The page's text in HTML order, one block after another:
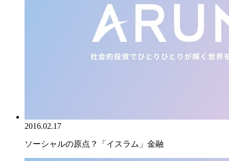
2016.02.17
ソーシャルの原点？「イスラム」金融